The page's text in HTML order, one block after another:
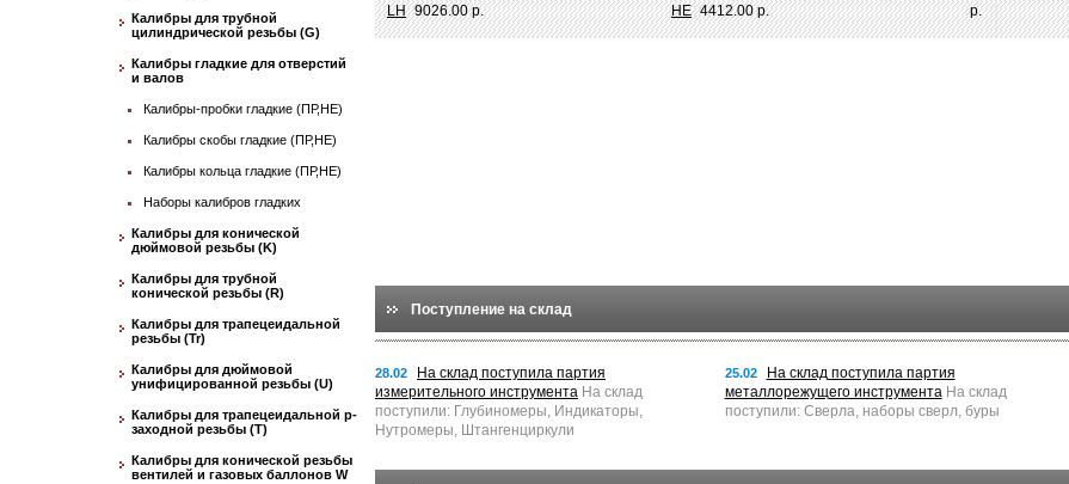
Калибры для трубной
цилиндрической резьбы (G)
Калибры гладкие для отверстий
и валов
Калибры-пробки гладкие (ПР,НЕ)
Калибры скобы гладкие (ПР,НЕ)
Калибры кольца гладкие (ПР,НЕ)
Наборы калибров гладких
Калибры для конической
дюймовой резьбы (K)
Калибры для трубной
конической резьбы (R)
Калибры для трапецеидальной
резьбы (Tr)
Калибры для дюймовой
унифицированной резьбы (U)
Калибры для трапецеидальной p-
заходной резьбы (T)
Калибры для конической резьбы
вентилей и газовых баллонов W
LH 9026.00 р.
НЕ 4412.00 р.
р.
Поступление на склад
28.02
На склад поступила партия
измерительного инструмента На склад
поступили: Глубиномеры, Индикаторы,
Нутромеры, Штангенциркули
25.02
На склад поступила партия
металлорежущего инструментаНа склад
поступили: Сверла, наборы сверл, буры